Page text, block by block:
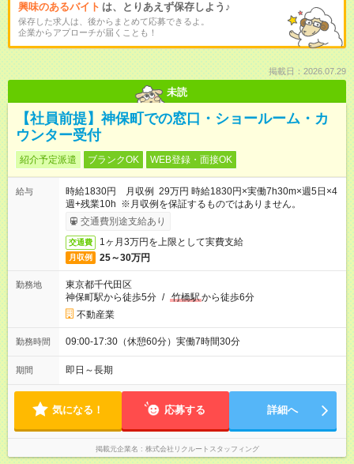
興味のあるバイト は、とりあえず保存しよう♪
保存した求人は、後からまとめて応募できるよ。
企業からアプローチが届くことも！
掲載日：2026.07.29
未読
【社員前提】神保町での窓口・ショールーム・カ
ウンター受付
紹介予定派遣 ブランクOK WEB登録・面接OK
給与
時給1830円 月収例 29万円 時給1830円×実働7h30m×週5日×4
週+残業10h ※月収例を保証するものではありません。
交通費別途支給あり
交通費 1ヶ月3万円を上限として実費支給
月収例 25～30万円
勤務地
東京都千代田区
神保町駅から徒歩5分 / 竹橋駅から徒歩6分
不動産業
勤務時間 09:00-17:30（休憩60分）実働7時間30分
期間 即日～長期
気になる！ 応募する 詳細へ
掲載元企業名 株式会社リクルートスタッフィング